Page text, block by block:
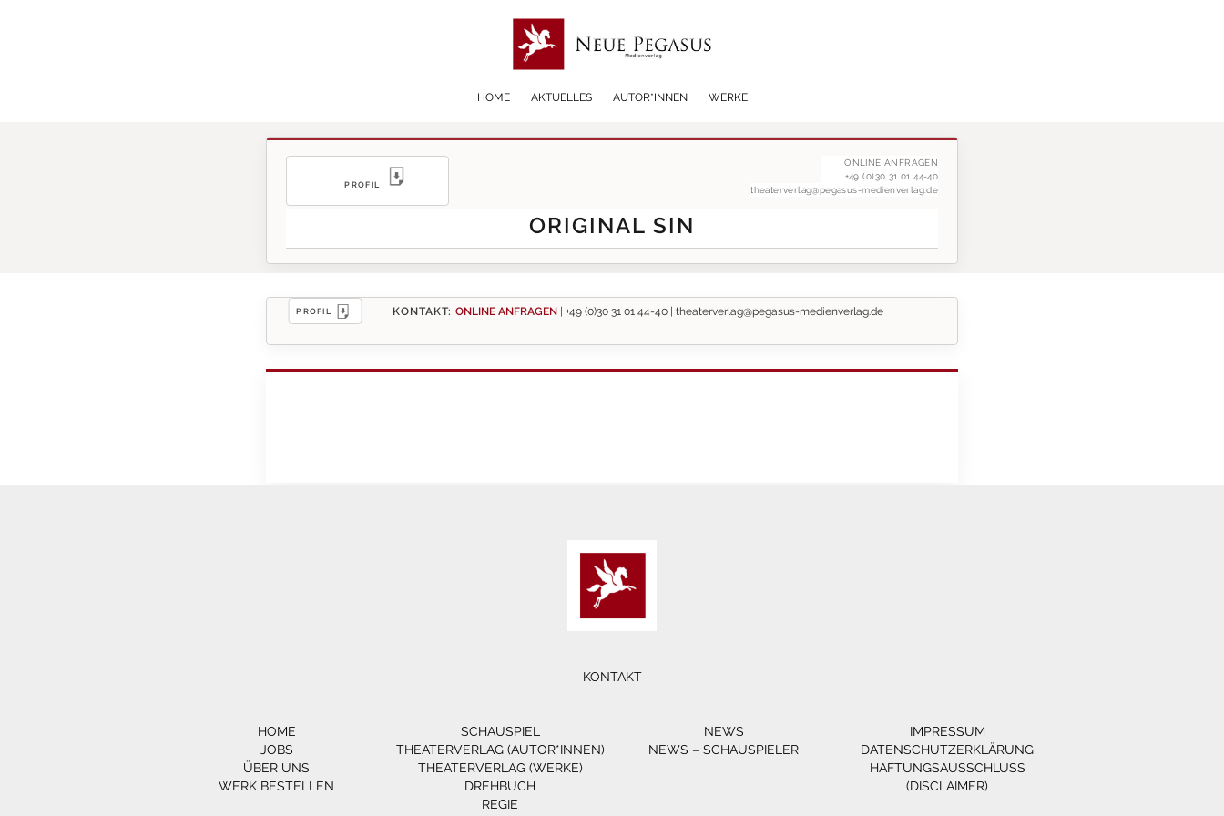
HOME AKTUELLES AUTOR*INNEN WERKE
PROFIL
ONLINE ANFRAGEN
+49 (0)30 31 01 44-40
theaterverlag@pegasus-medienverlag.de
ORIGINAL SIN
PROFIL KONTAKT: ONLINE ANFRAGEN |+49 (0)30 31 01 44-40 |theaterverlag@pegasus-medienverlag.de
KONTAKT
HOME
JOBS
ÜBER UNS
WERK BESTELLEN
SCHAUSPIEL
THEATERVERLAG (AUTOR*INNEN)
THEATERVERLAG (WERKE)
DREHBUCH
REGIE
NEWS
NEWS – SCHAUSPIELER
IMPRESSUM
DATENSCHUTZERKLÄRUNG
HAFTUNGSAUSSCHLUSS
(DISCLAIMER)